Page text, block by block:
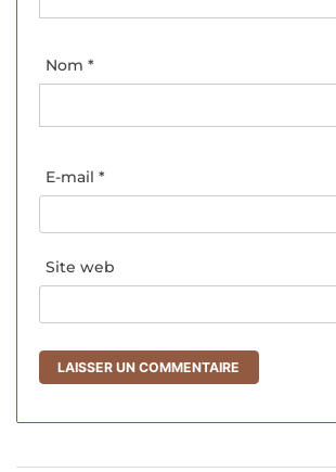
Nom *
E-mail *
Site web